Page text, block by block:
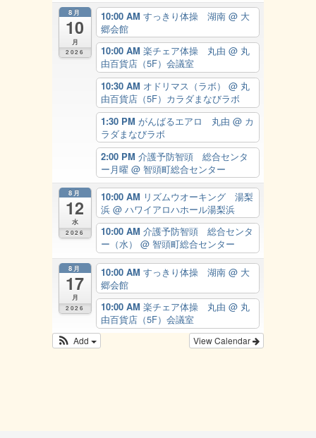
8月
10
月
2026
10:00 AM すっきり体操 湖南 @ 大
郷会館
10:00 AM 楽チェア体操 丸由 @ 丸
由百貨店（5F）会議室
10:30 AM オドリマス（ラボ） @ 丸
由百貨店（5F）カラダまなびラボ
1:30 PM がんばるエアロ 丸由 @ カ
ラダまなびラボ
2:00 PM 介護予防智頭 総合センタ
ー月曜 @ 智頭町総合センター
8月
12
水
2026
10:00 AM リズムウオーキング 湯梨
浜 @ ハワイアロハホール湯梨浜
10:00 AM 介護予防智頭 総合センタ
ー（水） @ 智頭町総合センター
8月
17
月
2026
10:00 AM すっきり体操 湖南 @ 大
郷会館
10:00 AM 楽チェア体操 丸由 @ 丸
由百貨店（5F）会議室
View Calendar
Add